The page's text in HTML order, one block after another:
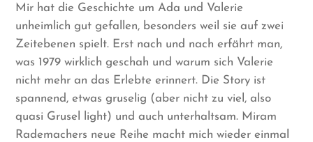
Mir hat die Geschichte um Ada und Valerie
unheimlich gut gefallen, besonders weil sie auf zwei
Zeitebenen spielt. Erst nach und nach erfährt man,
was 1979 wirklich geschah und warum sich Valerie
nicht mehr an das Erlebte erinnert. Die Story ist
spannend, etwas gruselig (aber nicht zu viel, also
quasi Grusel light) und auch unterhaltsam. Miram
Rademachers neue Reihe macht mich wieder einmal